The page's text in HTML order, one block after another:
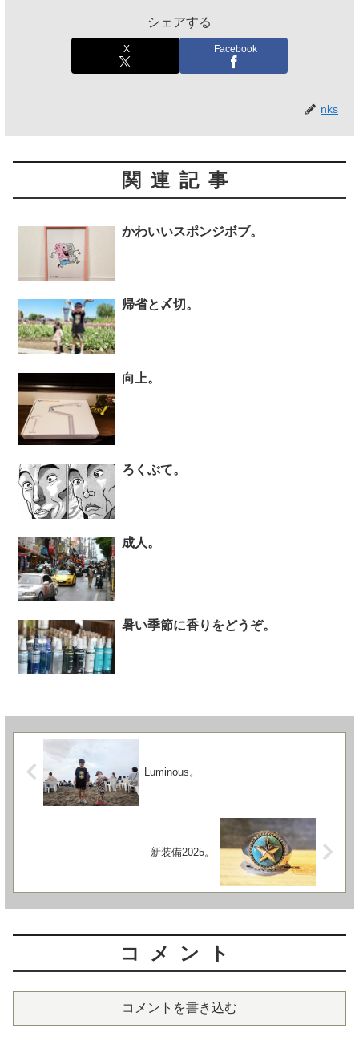
シェアする
X Facebook
nks
関連記事
かわいいスポンジボブ。
帰省と〆切。
向上。
ろくぶて。
成人。
暑い季節に香りをどうぞ。
Luminous。
新装備2025。
コメント
コメントを書き込む